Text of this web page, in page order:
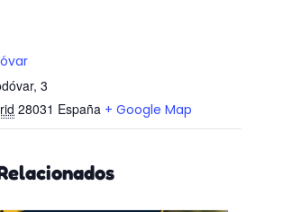
3
28031 España + Google Map